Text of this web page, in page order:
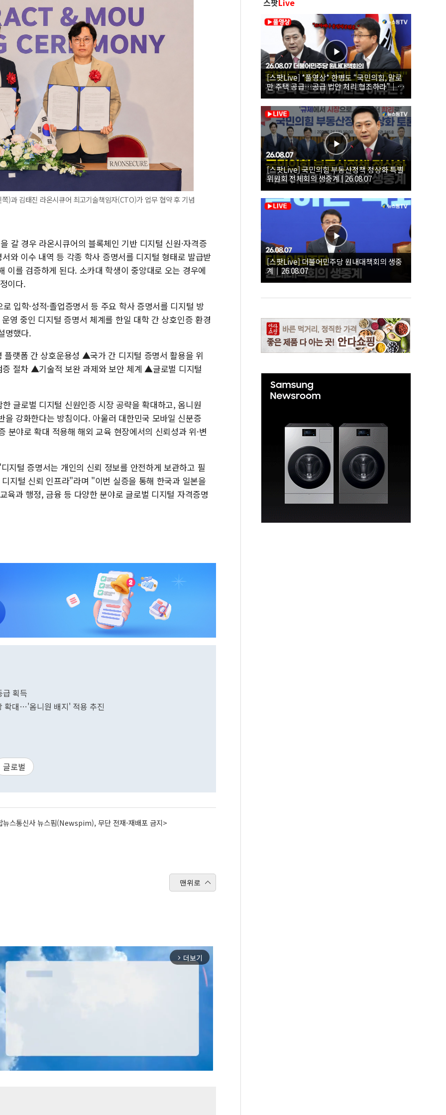
)과 김태진 라온시큐어 최고기술책임자(CTO)가 업무 협약 후 기념
갈 경우 라온시큐어의 블록체인 기반 디지털 신원·자격증
와 이수 내역 등 각종 학사 증명서를 디지털 형태로 발급받
이를 검증하게 된다. 소카대 학생이 중앙대로 오는 경우에
이다.
입학·성적·졸업증명서 등 주요 학사 증명서를 디지털 방
영 중인 디지털 증명서 체계를 한일 대학 간 상호인증 환경
명했다.
랫폼 간 상호운용성 ▲국가 간 디지털 증명서 활용을 위
증 절차 ▲기술적 보완 과제와 보안 체계 ▲글로벌 디지털
글로벌 디지털 신원인증 시장 공략을 확대하고, 옴니원
강화한다는 방침이다. 아울러 대한민국 모바일 신분증
분야로 확대 적용해 해외 교육 현장에서의 신뢰성과 위·변
지털 증명서는 개인의 신뢰 정보를 안전하게 보관하고 필
지털 신뢰 인프라"라며 "이번 실증을 통해 한국과 일본을
육과 행정, 금융 등 다양한 분야로 글로벌 디지털 자격증명
획득
확대…'옴니원 배지' 적용 추진
글로벌
뉴스통신사 뉴스핌(Newspim), 무단 전재-재배포 금지>
맨위로
arrow_forward_ios 더보기
스팟Live
[스팟Live] *풀영상* 한병도 “국민의힘, 말로
만 주택 공급…공급 법안 처리 협조하라”｜
26.08.07 더불어민주당 원내대책회의
[스팟Live] 국민의힘 부동산정책 정상화 특별
위원회 전체회의 생중계 | 26.08.07
[스팟Live] 더불어민주당 원내대책회의 생중
계｜26.08.07